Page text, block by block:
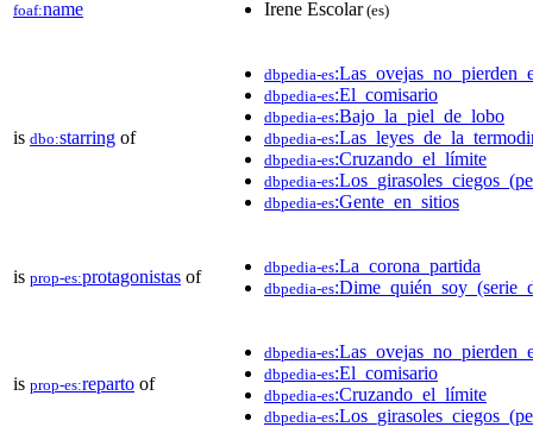
foaf:name Irene Escolar(es)
is dbo:starring of
dbpedia-es
dbpedia-es:El_comisario
dbpedia-es:Bajo_la_piel_de_lobo
dbpedia-es
dbpedia-es:Cruzando_el_límite
dbpedia-es
dbpedia-es:Gente_en_sitios
is prop-es:protagonistas of dbpedia-es:La_corona_partida
dbpedia-es
is prop-es:reparto of
dbpedia-es
dbpedia-es:El_comisario
dbpedia-es:Cruzando_el_límite
dbpedia-es